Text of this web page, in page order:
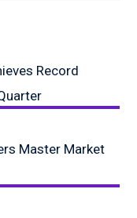
Record
Master Market